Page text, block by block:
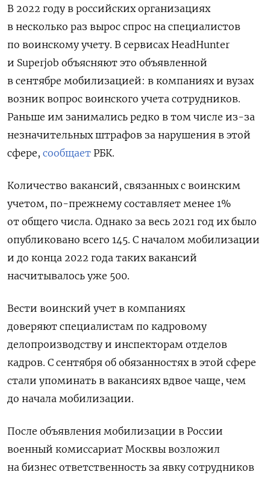
В 2022 году в российских организациях
в несколько раз вырос спрос на специалистов
по воинскому учету. В сервисах HeadHunter
и Superjob объясняют это объявленной
в сентябре мобилизацией: в компаниях и вузах
возник вопрос воинского учета сотрудников.
Раньше им занимались редко в том числе из-за
незначительных штрафов за нарушения в этой
сфере, сообщает РБК.
Количество вакансий, связанных с воинским
учетом, по-прежнему составляет менее 1%
от общего числа. Однако за весь 2021 год их было
опубликовано всего 145. С началом мобилизации
и до конца 2022 года таких вакансий
насчитывалось уже 500.
Вести воинский учет в компаниях
доверяют специалистам по кадровому
делопроизводству и инспекторам отделов
кадров. С сентября об обязанностях в этой сфере
стали упоминать в вакансиях вдвое чаще, чем
до начала мобилизации.
После объявления мобилизации в России
военный комиссариат Москвы возложил
на бизнес ответственность за явку сотрудников